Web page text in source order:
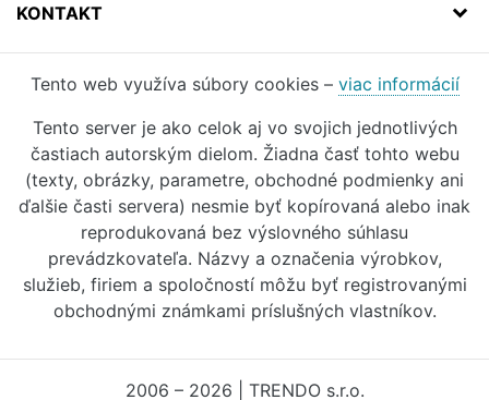
KONTAKT
Tento web využíva súbory cookies – viac informácií
Tento server je ako celok aj vo svojich jednotlivých
častiach autorským dielom. Žiadna časť tohto webu
(texty, obrázky, parametre, obchodné podmienky ani
ďalšie časti servera) nesmie byť kopírovaná alebo inak
reprodukovaná bez výslovného súhlasu
prevádzkovateľa. Názvy a označenia výrobkov,
služieb, firiem a spoločností môžu byť registrovanými
obchodnými známkami príslušných vlastníkov.
2006 – 2026 | TRENDO s.r.o.